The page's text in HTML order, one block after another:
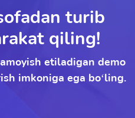
turib
qiling!
etiladigan demo
imkoniga ega bo‘ling.